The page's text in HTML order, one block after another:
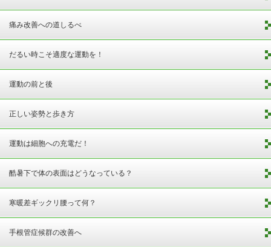
痛み改善への道しるべ
だるい時こそ適度な運動を！
運動の前と後
正しい姿勢と歩き方
運動は細胞への充電だ！
酷暑下で体の表面はどうなっている？
寒暖差ギックリ腰って何？
手根管症候群の改善へ